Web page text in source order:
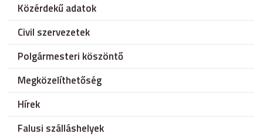
Közérdekű adatok
Civil szervezetek
Polgármesteri köszöntő
Megközelíthetőség
Hírek
Falusi szálláshelyek